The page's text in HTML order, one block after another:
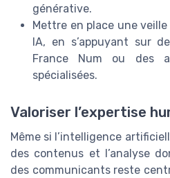
générative.
Mettre en place une
IA, en s’appuyant sur
France Num ou des
spécialisées.
Valoriser l’expertise
Même si l’intelligence
des contenus et l’analyse
des communicants reste